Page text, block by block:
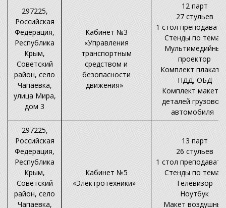
297225,
Российская
Федерация,
Республика
Крым,
Советский
район, село
Чапаевка,
улица Мира,
дом 3
Кабинет №3
«Управления
транспортным
средством и
безопасности
движения»
12 парт
27 стульев
1 стол
Стенды по темам
Мультимедийный
проектор
Комплект
ПДД, ОБД
Комплект
деталей
автомобиля
297225,
Российская
Федерация,
Республика
Крым,
Советский
район, село
Чапаевка,
Кабинет №5
«Электротехники»
13 парт
26 стульев
1 стол
Стенды по темам
Телевизор
Ноутбук
Макет воздушных